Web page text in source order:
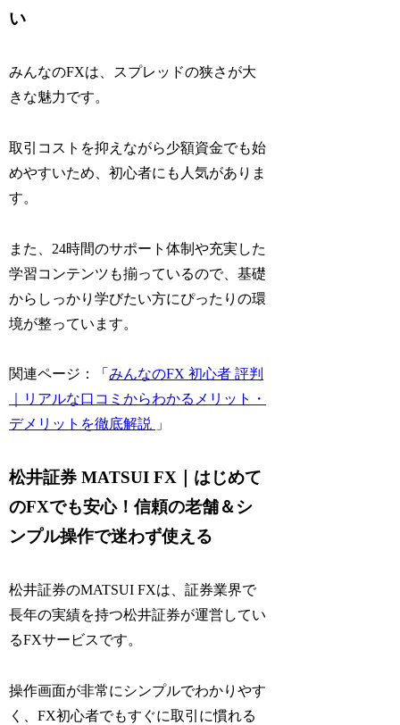
い
みんなのFXは、スプレッドの狭さが大
きな魅力です。
取引コストを抑えながら少額資金でも始
めやすいため、初心者にも人気がありま
す。
また、24時間のサポート体制や充実した
学習コンテンツも揃っているので、基礎
からしっかり学びたい方にぴったりの環
境が整っています。
関連ページ：「みんなのFX 初心者 評判
｜リアルな口コミからわかるメリット・
デメリットを徹底解説
」
松井証券 MATSUI FX｜はじめて
のFXでも安心！信頼の老舗＆シ
ンプル操作で迷わず使える
松井証券のMATSUI FXは、証券業界で
長年の実績を持つ松井証券が運営してい
るFXサービスです。
操作画面が非常にシンプルでわかりやす
く、FX初心者でもすぐに取引に慣れる